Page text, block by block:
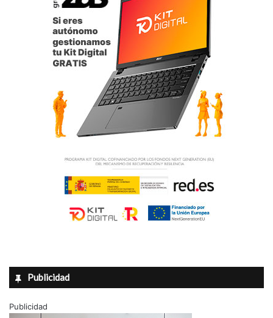
Publicidad
Publicidad